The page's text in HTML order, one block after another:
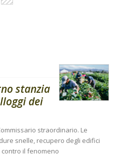
stanzia
dei
straordinario. Le
snelle, recupero degli edifici
il fenomeno